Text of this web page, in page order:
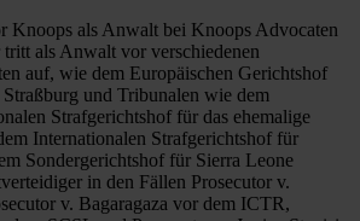
Knoops als Anwalt bei Knoops Advocaten
als Anwalt vor verschiedenen
auf, wie dem Europäischen Gerichtshof
und Tribunalen wie dem
Strafgerichtshof für das ehemalige
Internationalen Strafgerichtshof für
Sondergerichtshof für Sierra Leone
in den Fällen Prosecutor v.
v. Bagaragaza vor dem ICTR,